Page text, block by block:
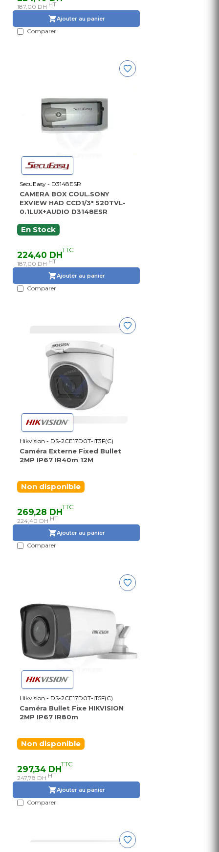
187,00 DH HT
Ajouter au panier
Comparer
SecuEasy - D3148ESR
CAMERA BOX COUL.SONY
EXVIEW HAD CCD1/3" 520TVL-
0.1LUX+AUDIO D3148ESR
En Stock
224,40 DHTTC
187,00 DH HT
Ajouter au panier
Comparer
Hikvision - DS-2CE17D0T-IT3F(C)
Caméra Externe Fixed Bullet
2MP IP67 IR40m 12M
Non disponible
269,28 DHTTC
224,40 DH HT
Ajouter au panier
Comparer
Hikvision - DS-2CE17D0T-IT5F(C)
Caméra Bullet Fixe HIKVISION
2MP IP67 IR80m
Non disponible
297,34 DHTTC
247,78 DH HT
Ajouter au panier
Comparer